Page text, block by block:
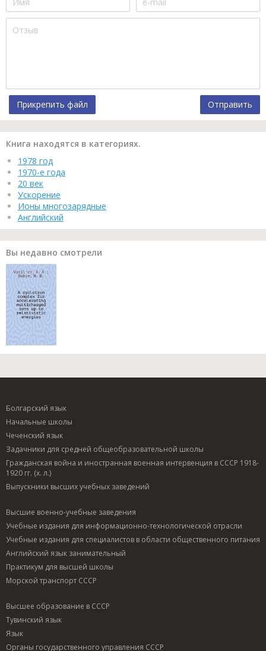
Прикрепить файл Отправить
Книга находятся в категориях.
1978 год
1970-е года
20 век
Ускорение
Ионы многозарядные
Английский
Вы недавно смотрели
Болгарский язык
Начальные школы
Чеченский язык
Задачники для средней общеобразовательной школы
Гражданская война и иностранная военная интервенция в СССР 1918-
1920 гг. (х. л.)
Выпускники высших учебных заведений
Высшие военно-учебные заведения
Учебные издания для информационно-технологической отрасли
Учебные издания для специалистов в области общественного питания
Английский язык занимательный
Практикум для высшей школы
Морской транспорт СССР
Высшее образование в СССР
Тувинский язык
Язык
Органы государственного управления СССР